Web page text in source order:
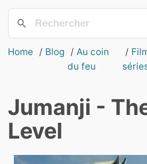
Home Blog
Au coin
du feu
Jumanji -
Level